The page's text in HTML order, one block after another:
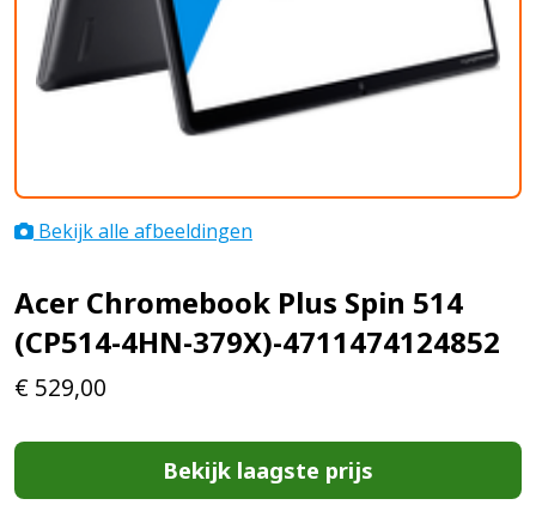
Bekijk alle afbeeldingen
Acer Chromebook Plus Spin 514
(CP514-4HN-379X)-4711474124852
€ 529,00
Bekijk laagste prijs